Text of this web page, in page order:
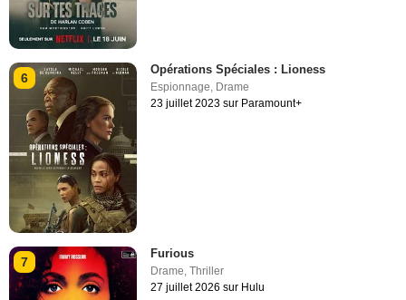
6
Opérations Spéciales : Lioness
Espionnage Drame
23 juillet 2023 sur Paramount+
7
Furious
Drame,Thriller
27 juillet 2026 sur Hulu